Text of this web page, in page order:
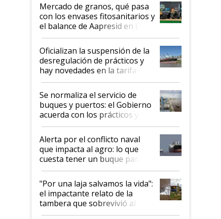
Mercado de granos, qué pasa
con los envases fitosanitarios y
el balance de Aapresid en La
Posta
Oficializan la suspensión de la
desregulación de prácticos y
hay novedades en la tarifa de
la hidrovía
Se normaliza el servicio de
buques y puertos: el Gobierno
acuerda con los prácticos y
suspende el decreto de
desregulación
Alerta por el conflicto naval
que impacta al agro: lo que
cuesta tener un buque parado
y el peligro de que Argentina
pase a ser "país sucio"
"Por una laja salvamos la vida":
el impactante relato de la
tambera que sobrevivió al
tornado